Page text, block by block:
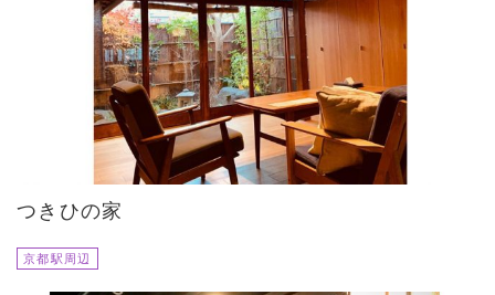
つきひの家
京都駅周辺